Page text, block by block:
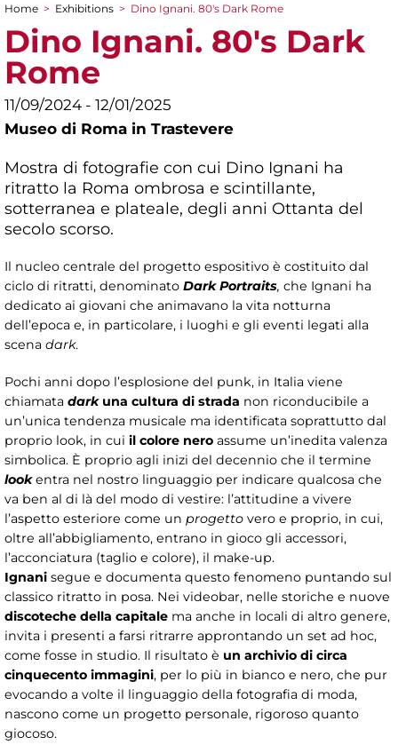
You are here
Home > Exhibitions > Dino Ignani. 80's Dark Rome
Dino Ignani. 80's Dark
Rome
11/09/2024 - 12/01/2025
Museo di Roma in Trastevere
Mostra di fotografie con cui Dino Ignani ha
ritratto la Roma ombrosa e scintillante,
sotterranea e plateale, degli anni Ottanta del
secolo scorso.
Il nucleo centrale del progetto espositivo è costituito dal
ciclo di ritratti, denominato Dark Portraits, che Ignani ha
dedicato ai giovani che animavano la vita notturna
dell’epoca e, in particolare, i luoghi e gli eventi legati alla
scena dark.
Pochi anni dopo l’esplosione del punk, in Italia viene
chiamata darkuna cultura di strada non riconducibile a
un’unica tendenza musicale ma identificata soprattutto dal
proprio look, in cui il colore nero assume un’inedita valenza
simbolica. È proprio agli inizi del decennio che il termine
lookentra nel nostro linguaggio per indicare qualcosa che
va ben al di là del modo di vestire: l’attitudine a vivere
l’aspetto esteriore come un progetto vero e proprio, in cui,
oltre all’abbigliamento, entrano in gioco gli accessori,
l’acconciatura (taglio e colore), il make-up.
Ignani segue e documenta questo fenomeno puntando sul
classico ritratto in posa. Nei videobar, nelle storiche e nuove
discoteche della capitale ma anche in locali di altro genere,
invita i presenti a farsi ritrarre approntando un set ad hoc,
come fosse in studio. Il risultato è un archivio di circa
cinquecento immagini, per lo più in bianco e nero, che pur
evocando a volte il linguaggio della fotografia di moda,
nascono come un progetto personale, rigoroso quanto
giocoso.